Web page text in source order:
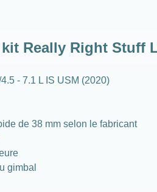
Really Right Stuff
- 7.1 L IS USM (2020)
de 38 mm selon le fabricant
gimbal